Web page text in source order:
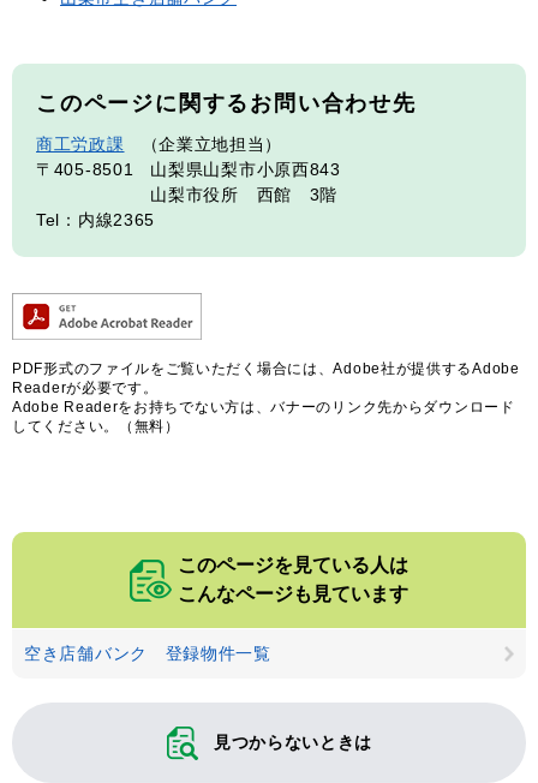
このページに関するお問い合わせ先
商工労政課
企業立地担当
〒405-8501
山梨県山梨市小原西843
山梨市役所 西館 3階
Tel：内線2365
PDF形式のファイルをご覧いただく場合には、Adobe社が提供するAdobe
Readerが必要です。
Adobe Readerをお持ちでない方は、バナーのリンク先からダウンロード
してください。（無料）
このページを見ている人は
こんなページも見ています
空き店舗バンク 登録物件一覧
見つからないときは